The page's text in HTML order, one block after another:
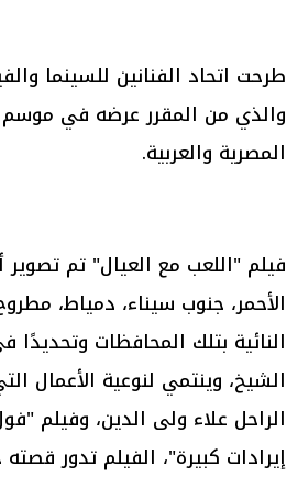
طرحت اتحاد الفنانين للسينما
والذي من المقرر عرضه في
المصرية والعربية.
الأحمر، جنوب سيناء، دمياط،
النائية بتلك المحافظات
الشيخ، وينتمي لنوعية
الراحل علاء ولى الدين، وفيلم
إيرادات كبيرة"، الفيلم تدور